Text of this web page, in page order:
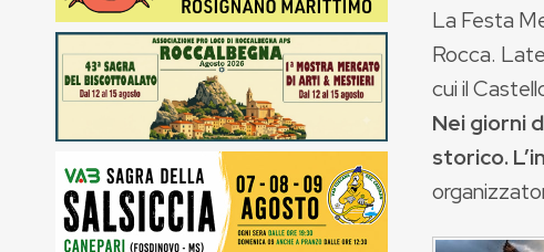
La Festa
Rocca.
cui il
Nei giorni
storico.